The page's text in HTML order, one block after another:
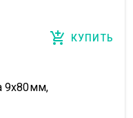
КУПИТЬ
9х80мм,